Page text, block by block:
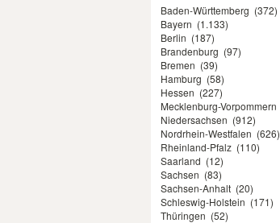
Baden-Württemberg (372)
Bayern (1.133)
Berlin (187)
Brandenburg (97)
Bremen (39)
Hamburg (58)
Hessen (227)
Mecklenburg-Vorpommern
Niedersachsen (912)
Nordrhein-Westfalen (626)
Rheinland-Pfalz (110)
Saarland (12)
Sachsen (83)
Sachsen-Anhalt (20)
Schleswig-Holstein (171)
Thüringen (52)